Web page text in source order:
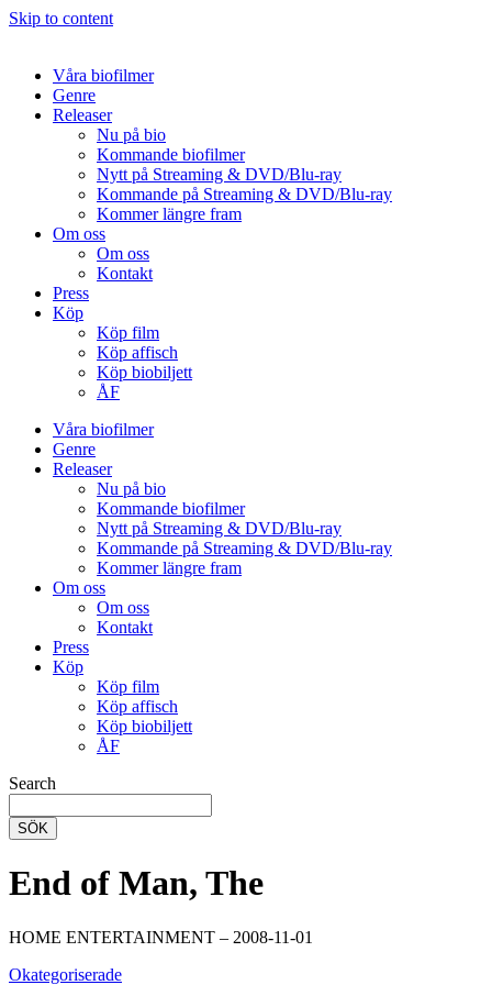
Skip to content
Våra biofilmer
Genre
Releaser
Nu på bio
Kommande biofilmer
Nytt på Streaming & DVD/Blu-ray
Kommande på Streaming & DVD/Blu-ray
Kommer längre fram
Om oss
Om oss
Kontakt
Press
Köp
Köp film
Köp affisch
Köp biobiljett
ÅF
Våra biofilmer
Genre
Releaser
Nu på bio
Kommande biofilmer
Nytt på Streaming & DVD/Blu-ray
Kommande på Streaming & DVD/Blu-ray
Kommer längre fram
Om oss
Om oss
Kontakt
Press
Köp
Köp film
Köp affisch
Köp biobiljett
ÅF
Search
SÖK
End of Man, The
HOME ENTERTAINMENT – 2008-11-01
Okategoriserade